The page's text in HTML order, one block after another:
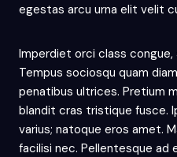
egestas arcu urna elit velit
Imperdiet orci class
Tempus sociosqu quam
penatibus ultrices. Pretium
blandit cras tristique fusce.
varius; natoque eros amet.
facilisi nec. Pellentesque ad